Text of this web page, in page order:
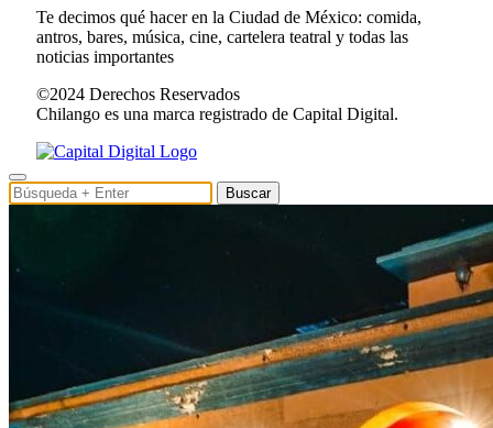
Te decimos qué hacer en la Ciudad de México: comida,
antros, bares, música, cine, cartelera teatral y todas las
noticias importantes
©2024 Derechos Reservados
Chilango es una marca registrado de Capital Digital.
Buscar